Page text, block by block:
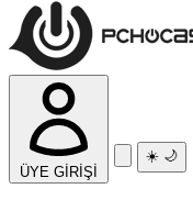
ÜYE GİRİŞİ
☀️ 🌙